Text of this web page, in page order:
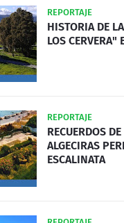
REPORTAJE
HISTORIA DE
LOS CERVERA"
REPORTAJE
RECUERDOS
ALGECIRAS
ESCALINATA